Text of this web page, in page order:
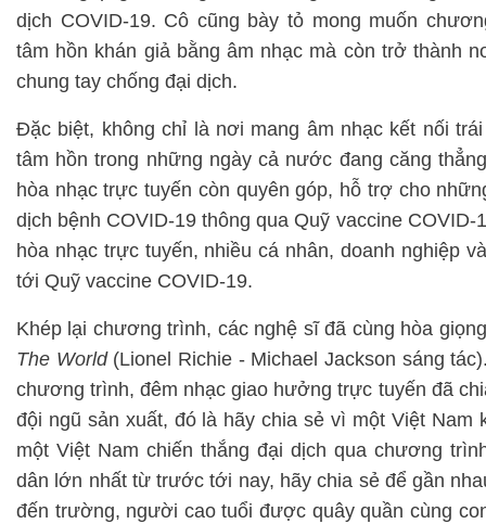
dịch COVID-19. Cô cũng bày tỏ mong muốn
tâm hồn khán giả bằng âm nhạc mà còn trở thành
chung tay chống đại dịch.
Đặc biệt, không chỉ là nơi mang âm nhạc kết nối
tâm hồn trong những ngày cả nước đang căng
hòa nhạc trực tuyến còn quyên góp, hỗ trợ cho
dịch bệnh COVID-19 thông qua Quỹ vaccine COVID-
hòa nhạc trực tuyến, nhiều cá nhân, doanh nghiệp
tới Quỹ vaccine COVID-19.
Khép lại chương trình, các nghệ sĩ đã cùng hòa
The World(Lionel Richie - Michael Jackson sáng
chương trình, đêm nhạc giao hưởng trực tuyến đã
đội ngũ sản xuất, đó là hãy chia sẻ vì một Việt Nam
một Việt Nam chiến thắng đại dịch qua chương
dân lớn nhất từ trước tới nay, hãy chia sẻ để gần
đến trường, người cao tuổi được quây quần cùng